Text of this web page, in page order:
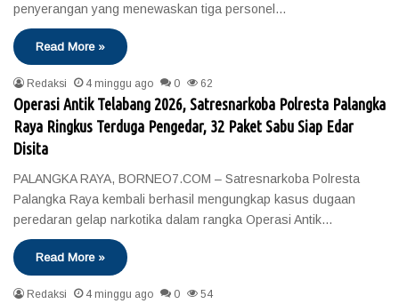
penyerangan yang menewaskan tiga personel…
Read More »
Redaksi 4 minggu ago 0 62
Operasi Antik Telabang 2026, Satresnarkoba Polresta Palangka
Raya Ringkus Terduga Pengedar, 32 Paket Sabu Siap Edar
Disita
PALANGKA RAYA, BORNEO7.COM – Satresnarkoba Polresta
Palangka Raya kembali berhasil mengungkap kasus dugaan
peredaran gelap narkotika dalam rangka Operasi Antik…
Read More »
Redaksi 4 minggu ago 0 54